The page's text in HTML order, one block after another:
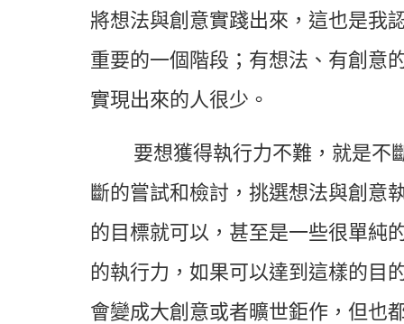
將想法與創意實踐出來，這也是我
重要的一個階段；有想法、有創意
實現出來的人很少。
要想獲得執行力不難，就是不
斷的嘗試和檢討，挑選想法與創意
的目標就可以，甚至是一些很單純
的執行力，如果可以達到這樣的目
會變成大創意或者曠世鉅作，但也